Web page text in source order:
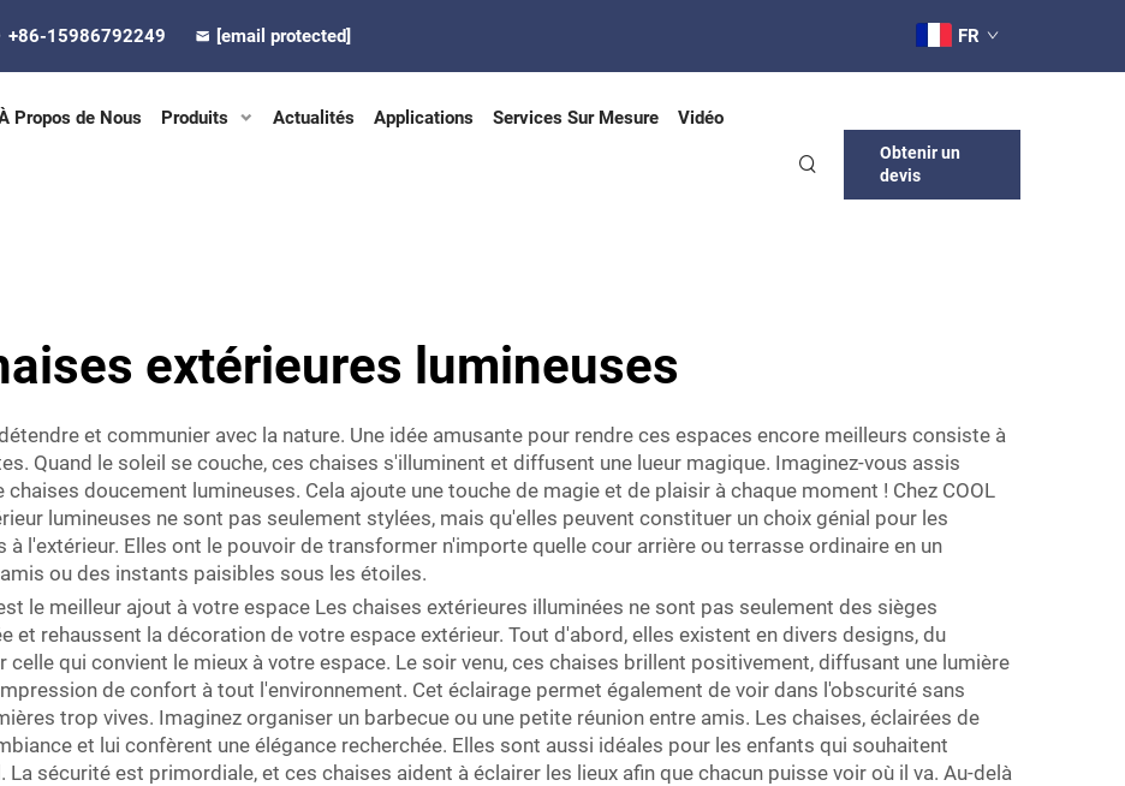
+86-15986792249 [email protected] FR
Propos de Nous Produits Actualités Applications Services Sur Mesure Vidéo
Obtenir un
devis
extérieures lumineuses
et communier avec la nature. Une idée amusante pour rendre ces espaces encore meilleurs consiste à
Quand le soleil se couche, ces chaises s'illuminent et diffusent une lueur magique. Imaginez-vous assis
doucement lumineuses. Cela ajoute une touche de magie et de plaisir à chaque moment ! Chez COOL
lumineuses ne sont pas seulement stylées, mais qu'elles peuvent constituer un choix génial pour les
l'extérieur. Elles ont le pouvoir de transformer n'importe quelle cour arrière ou terrasse ordinaire en un
ou des instants paisibles sous les étoiles.
le meilleur ajout à votre espace Les chaises extérieures illuminées ne sont pas seulement des sièges
et rehaussent la décoration de votre espace extérieur. Tout d'abord, elles existent en divers designs, du
qui convient le mieux à votre espace. Le soir venu, ces chaises brillent positivement, diffusant une lumière
de confort à tout l'environnement. Cet éclairage permet également de voir dans l'obscurité sans
trop vives. Imaginez organiser un barbecue ou une petite réunion entre amis. Les chaises, éclairées de
et lui confèrent une élégance recherchée. Elles sont aussi idéales pour les enfants qui souhaitent
sécurité est primordiale, et ces chaises aident à éclairer les lieux afin que chacun puisse voir où il va. Au-delà